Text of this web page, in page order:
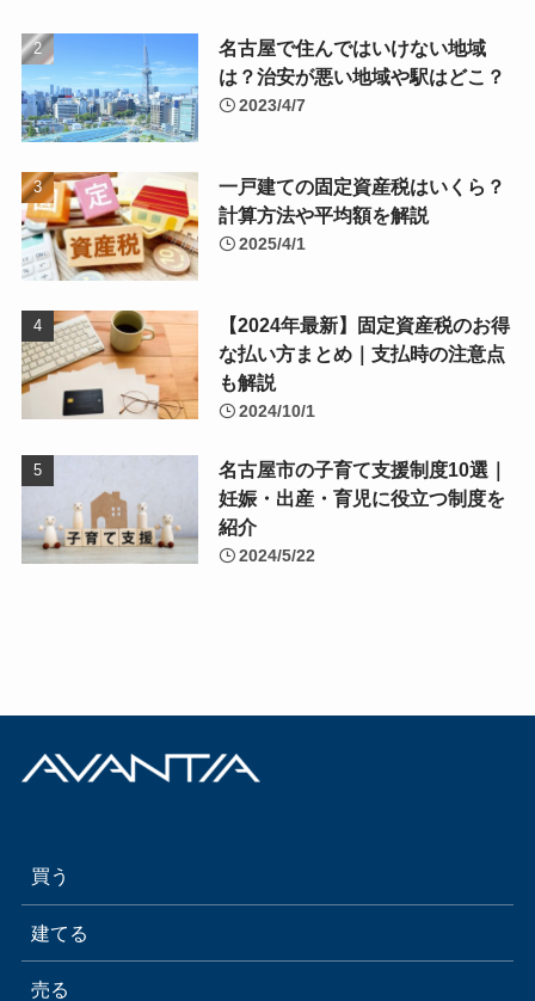
名古屋で住んではいけない地域
は？治安が悪い地域や駅はどこ？
2023/4/7
一戸建ての固定資産税はいくら？
計算方法や平均額を解説
2025/4/1
【2024年最新】固定資産税のお得
な払い方まとめ｜支払時の注意点
も解説
2024/10/1
名古屋市の子育て支援制度10選｜
妊娠・出産・育児に役立つ制度を
紹介
2024/5/22
買う
建てる
売る